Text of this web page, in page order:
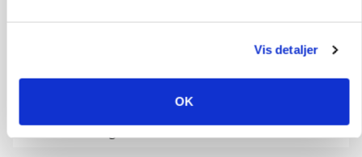
Vis detaljer
OK
Grisenoteringen står stille